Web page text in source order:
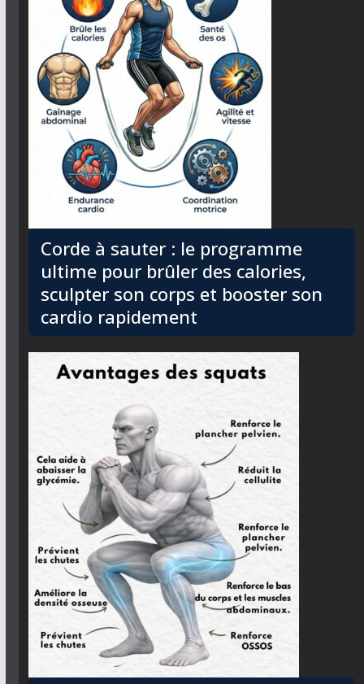
Corde à sauter : le programme
ultime pour brûler des calories,
sculpter son corps et booster son
cardio rapidement